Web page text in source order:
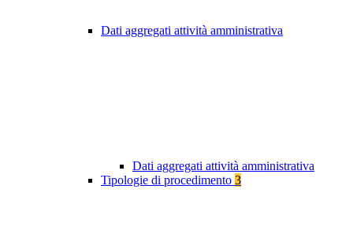
Dati aggregati attività amministrativa
Dati aggregati attività amministrativa
Tipologie di procedimento 3